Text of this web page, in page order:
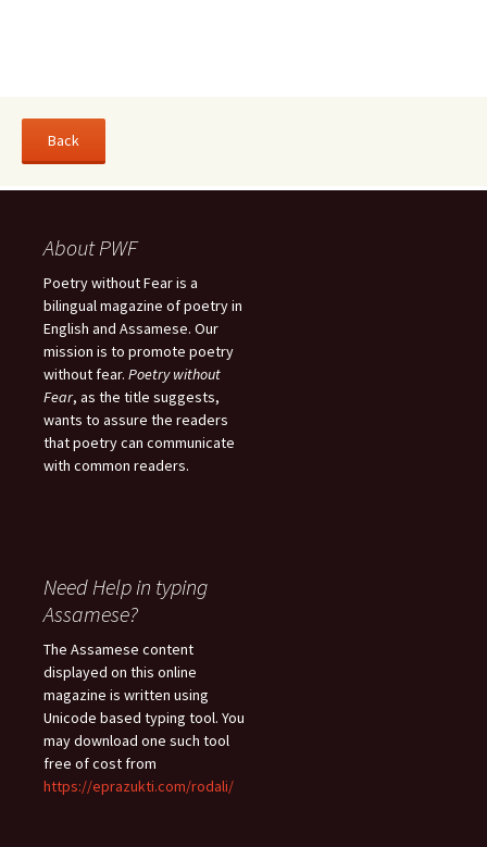
About PWF
Poetry without Fear is a
bilingual magazine of poetry in
English and Assamese. Our
mission is to promote poetry
without fear. Poetry without
Fear, as the title suggests,
wants to assure the readers
that poetry can communicate
with common readers.
Need Help in typing
Assamese?
The Assamese content
displayed on this online
magazine is written using
Unicode based typing tool. You
may download one such tool
free of cost from
https://eprazukti.com/rodali/